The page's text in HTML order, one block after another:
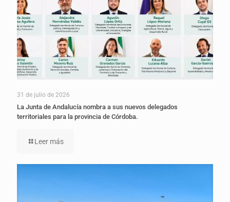
31 de julio de 2026
La Junta de Andalucía nombra a sus nuevos delegados
territoriales para la provincia de Córdoba.
Leer más